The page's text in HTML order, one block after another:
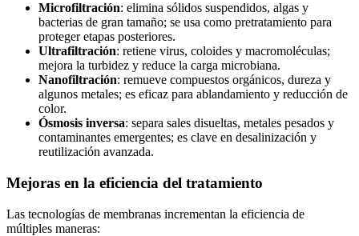
Microfiltración: elimina sólidos suspendidos, algas y
bacterias de gran tamaño; se usa como pretratamiento para
proteger etapas posteriores.
Ultrafiltración: retiene virus, coloides y macromoléculas;
mejora la turbidez y reduce la carga microbiana.
Nanofiltración: remueve compuestos orgánicos, dureza y
algunos metales; es eficaz para ablandamiento y reducción de
color.
Ósmosis inversa: separa sales disueltas, metales pesados y
contaminantes emergentes; es clave en desalinización y
reutilización avanzada.
Mejoras en la eficiencia del tratamiento
Las tecnologías de membranas incrementan la eficiencia de
múltiples maneras: